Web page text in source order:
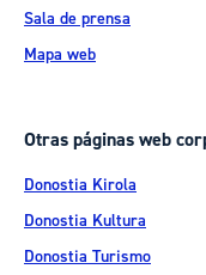
Sala de prensa
Mapa web
Otras páginas web
Donostia Kirola
Donostia Kultura
Donostia Turismo